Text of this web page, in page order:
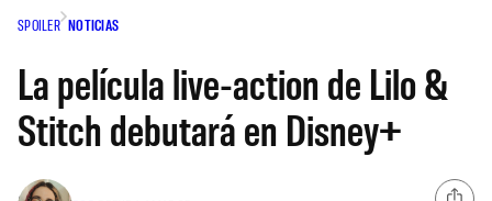
SPOILER NOTICIAS
La película live-action de Lilo &
Stitch debutará en Disney+